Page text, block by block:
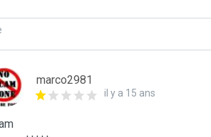
marco2981
il y a 15 ans